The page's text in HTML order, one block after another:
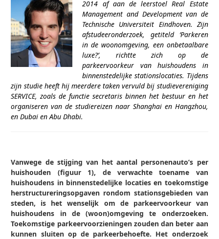
2014 af aan de leerstoel Real Estate
Management and Development van de
Technische Universiteit Eindhoven. Zijn
afstudeeronderzoek, getiteld ‘Parkeren
in de woonomgeving, een onbetaalbare
luxe?’, richtte zich op de
parkeervoorkeur van huishoudens in
binnenstedelijke stationslocaties. Tijdens
zijn studie heeft hij meerdere taken vervuld bij studievereniging
SERVICE, zoals de functie secretaris binnen het bestuur en het
organiseren van de studiereizen naar Shanghai en Hangzhou,
en Dubai en Abu Dhabi.
Vanwege de stijging van het aantal personenauto’s per
huishouden (figuur 1), de verwachte toename van
huishoudens in binnenstedelijke locaties en toekomstige
herstructureringsopgaven rondom stationsgebieden van
steden, is het wenselijk om de parkeervoorkeur van
huishoudens in de (woon)omgeving te onderzoeken.
Toekomstige parkeervoorzieningen zouden dan beter aan
kunnen sluiten op de parkeerbehoefte. Het onderzoek